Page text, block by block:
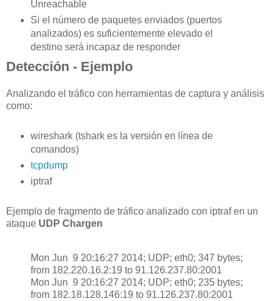
Unreachable
Si el número de paquetes enviados (puertos
analizados) es suficientemente elevado el
destino será incapaz de responder
Detección - Ejemplo
Analizando el tráfico con herramientas de captura y análisis
como:
wireshark (tshark es la versión en línea de
comandos)
tcpdump
iptraf
Ejemplo de fragmento de tráfico analizado con iptraf en un
ataque UDP Chargen
Mon Jun 9 20:16:27 2014; UDP; eth0; 347 bytes;
from 182.220.16.2:19 to 91.126.237.80:2001
Mon Jun 9 20:16:27 2014; UDP; eth0; 235 bytes;
from 182.18.128.146:19 to 91.126.237.80:2001